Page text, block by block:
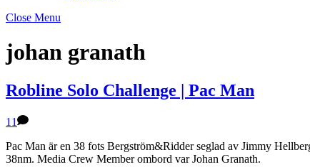
Close Menu
johan granath
Robline Solo Challenge | Pac Man
11
Pac Man är en 38 fots Bergström&Ridder seglad av Jimmy
38nm. Media Crew Member ombord var Johan Granath.